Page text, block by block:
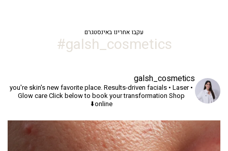
עקבו אחרינו באינסטגרם
galsh_cosmetics#
galsh_cosmetics
you're skin's new favorite place.Results-driven facials • Laser •
Glow careClick below to book your transformation Shop
online⬇️